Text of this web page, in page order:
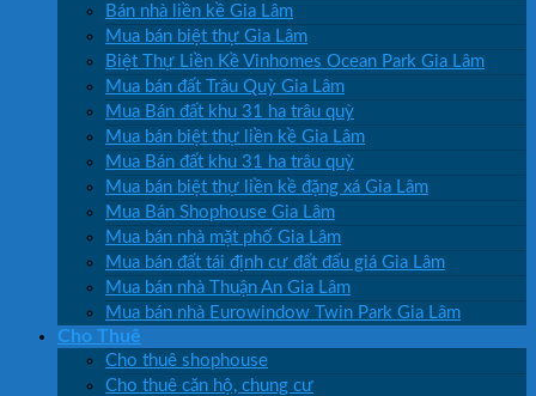
Bán nhà liền kề Gia Lâm
Mua bán biệt thự Gia Lâm
Biệt Thự Liền Kề Vinhomes Ocean Park Gia Lâm
Mua bán đất Trâu Quỳ Gia Lâm
Mua Bán đất khu 31 ha trâu quỳ
Mua bán biệt thự liền kề Gia Lâm
Mua Bán đất khu 31 ha trâu quỳ
Mua bán biệt thự liền kề đặng xá Gia Lâm
Mua Bán Shophouse Gia Lâm
Mua bán nhà mặt phố Gia Lâm
Mua bán đất tái định cư đất đấu giá Gia Lâm
Mua bán nhà Thuận An Gia Lâm
Mua bán nhà Eurowindow Twin Park Gia Lâm
Cho Thuê
Cho thuê shophouse
Cho thuê căn hộ, chung cư